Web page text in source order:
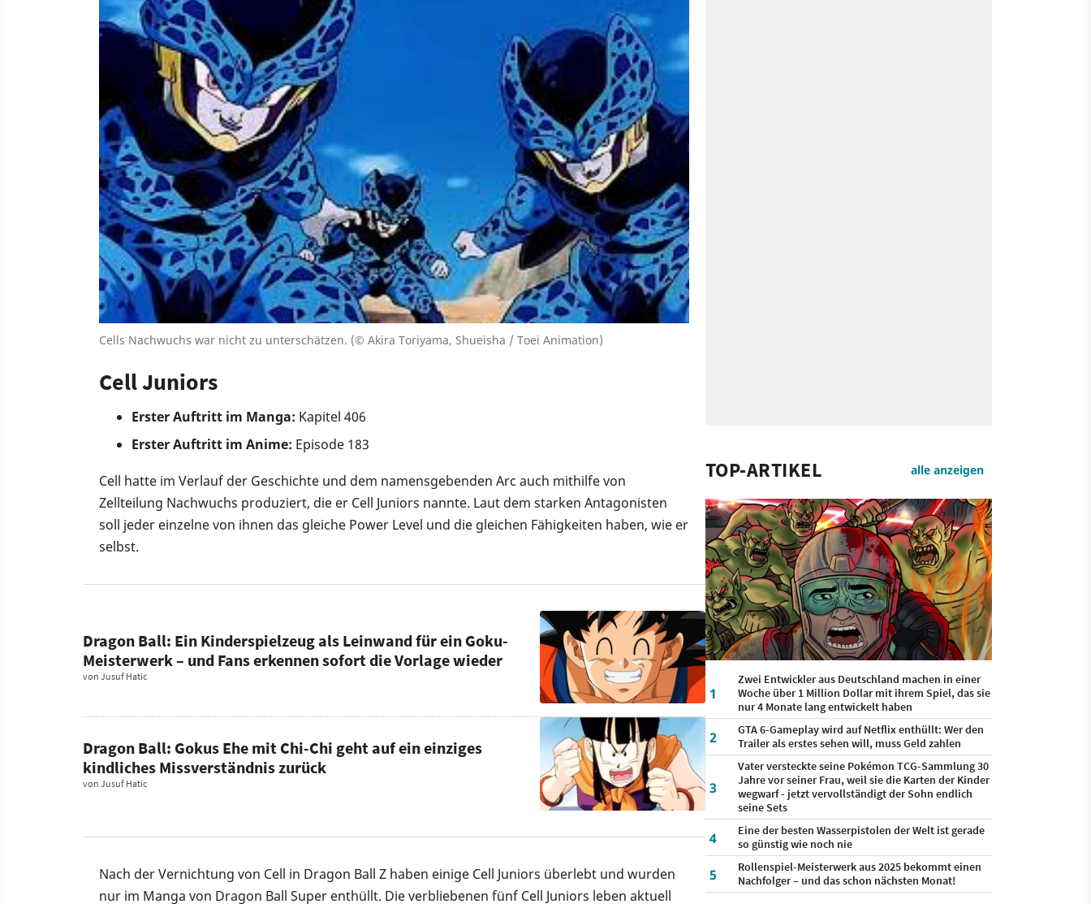
Cells Nachwuchs war nicht zu unterschätzen. (© Akira Toriyama, Shueisha / Toei Animation)
Cell Juniors
Erster Auftritt im Manga: Kapitel 406
Erster Auftritt im Anime: Episode 183
Cell hatte im Verlauf der Geschichte und dem namensgebenden Arc auch mithilfe von
Zellteilung Nachwuchs produziert, die er Cell Juniors nannte. Laut dem starken Antagonisten
soll jeder einzelne von ihnen das gleiche Power Level und die gleichen Fähigkeiten haben, wie er
selbst.
Dragon Ball: Ein Kinderspielzeug als Leinwand für ein Goku-
Meisterwerk – und Fans erkennen sofort die Vorlage wieder
von Jusuf Hatic
Dragon Ball: Gokus Ehe mit Chi-Chi geht auf ein einziges
kindliches Missverständnis zurück
von Jusuf Hatic
Nach der Vernichtung von Cell in Dragon Ball Z haben einige Cell Juniors überlebt und wurden
nur im Manga von Dragon Ball Super enthüllt. Die verbliebenen fünf Cell Juniors leben aktuell
TOP-ARTIKEL alle anzeigen
1
Zwei Entwickler aus Deutschland machen in einer
Woche über 1 Million Dollar mit ihrem Spiel, das sie
nur 4 Monate lang entwickelt haben
2
GTA 6-Gameplay wird auf Netflix enthüllt: Wer den
Trailer als erstes sehen will, muss Geld zahlen
3
Vater versteckte seine Pokémon TCG-Sammlung 30
Jahre vor seiner Frau, weil sie die Karten der Kinder
wegwarf - jetzt vervollständigt der Sohn endlich
seine Sets
4
Eine der besten Wasserpistolen der Welt ist gerade
so günstig wie noch nie
5
Rollenspiel-Meisterwerk aus 2025 bekommt einen
Nachfolger – und das schon nächsten Monat!